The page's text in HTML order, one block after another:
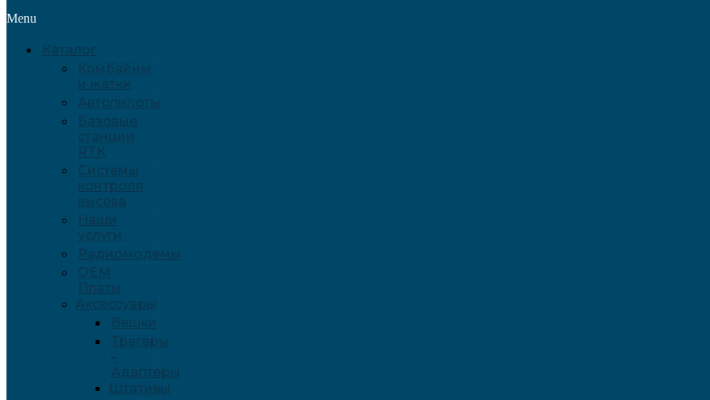
Menu
Каталог
Комбайны
и жатки
Автопилоты
Базовые
станции
RTK
Системы
контроля
высева
Наши
услуги
Радиомодемы
OEM
Платы
Аксессуары
Вешки
Трегеры
–
Адаптеры
Штативы